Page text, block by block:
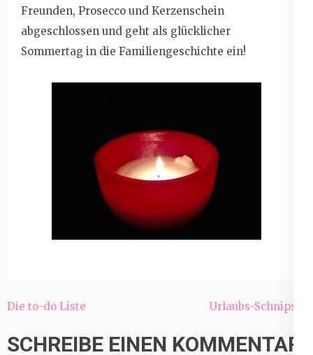
Freunden, Prosecco und Kerzenschein
abgeschlossen und geht als glücklicher
Sommertag in die Familiengeschichte ein!
Beitragsnavigation
Die to-do Liste Urlaubs-Schnipsel
SCHREIBE EINEN KOMMENTAR